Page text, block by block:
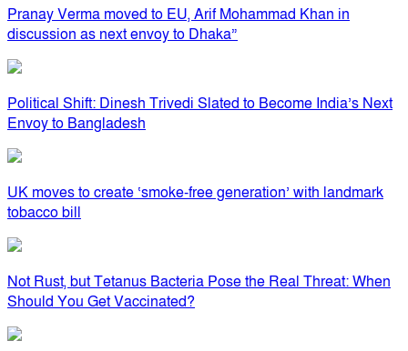
Pranay Verma moved to EU, Arif Mohammad Khan in
discussion as next envoy to Dhaka”
Political Shift: Dinesh Trivedi Slated to Become India’s Next
Envoy to Bangladesh
UK moves to create ‘smoke-free generation’ with landmark
tobacco bill
Not Rust, but Tetanus Bacteria Pose the Real Threat: When
Should You Get Vaccinated?